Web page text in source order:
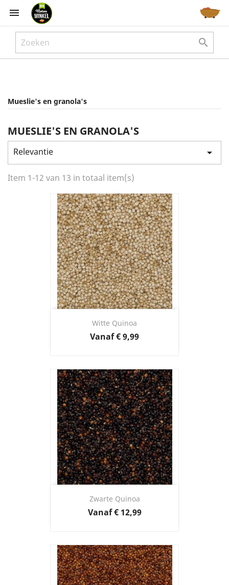


Mueslie's en granola's
MUESLIE'S EN GRANOLA'S
Relevantie 
Item 1-12 van 13 in totaal item(s)
Witte Quinoa
VanafPrijs
€ 9,99
Zwarte Quinoa
VanafPrijs
€ 12,99